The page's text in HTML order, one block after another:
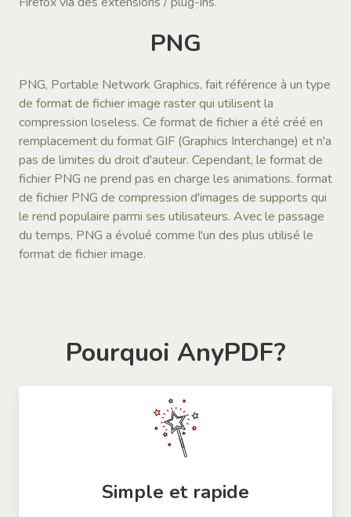
PNG
PNG, Portable Network Graphics, fait référence à un type
de format de fichier image raster qui utilisent la
compression loseless. Ce format de fichier a été créé en
remplacement du format GIF (Graphics Interchange) et n'a
pas de limites du droit d'auteur. Cependant, le format de
fichier PNG ne prend pas en charge les animations. format
de fichier PNG de compression d'images de supports qui
le rend populaire parmi ses utilisateurs. Avec le passage
du temps, PNG a évolué comme l'un des plus utilisé le
format de fichier image.
Pourquoi AnyPDF?
Simple et rapide